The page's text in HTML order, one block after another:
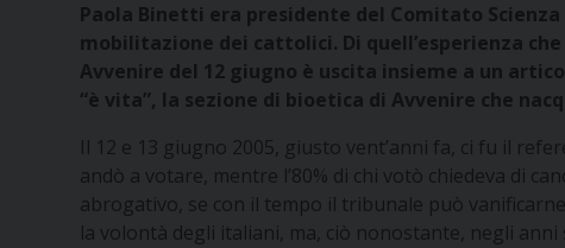
Paola Binetti era presidente del Comitato
mobilitazione dei cattolici. Di quell’esperienza
Avvenire del 12 giugno è uscita insieme a un
“è vita”, la sezione di bioetica di Avvenire che
Il 12 e 13 giugno 2005, giusto vent’anni fa, ci fu il
andò a votare, mentre l’80% di chi votò chiedeva di
abrogativo, se con il tempo il tribunale può
la volontà degli italiani, ma, ciò nonostante, negli